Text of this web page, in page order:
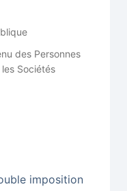
des Personnes
Sociétés
imposition